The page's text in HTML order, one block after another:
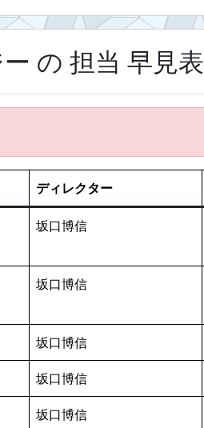
の 担当 早見表
ディレクター
坂口博信
坂口博信
坂口博信
坂口博信
坂口博信